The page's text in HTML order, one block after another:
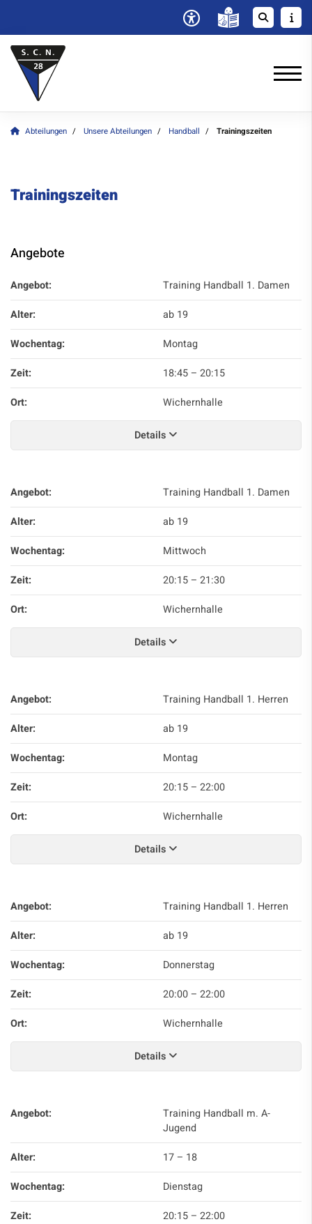
Abteilungen Unsere Abteilungen Handball Trainingszeiten
Trainingszeiten
Angebote
Angebot:
Training Handball 1. Damen
Alter:
ab 19
Wochentag:
Montag
Zeit:
18:45 – 20:15
Ort:
Wichernhalle
Details
Angebot:
Training Handball 1. Damen
Alter:
ab 19
Wochentag:
Mittwoch
Zeit:
20:15 – 21:30
Ort:
Wichernhalle
Details
Angebot:
Training Handball 1. Herren
Alter:
ab 19
Wochentag:
Montag
Zeit:
20:15 – 22:00
Ort:
Wichernhalle
Details
Angebot:
Training Handball 1. Herren
Alter:
ab 19
Wochentag:
Donnerstag
Zeit:
20:00 – 22:00
Ort:
Wichernhalle
Details
Angebot:
Training Handball m. A-
Jugend
Alter:
17 – 18
Wochentag:
Dienstag
Zeit:
20:15 – 22:00